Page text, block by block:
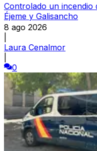
Controlado un incendio
Éjeme y Galisancho
8 ago 2026
Laura Cenalmor
0